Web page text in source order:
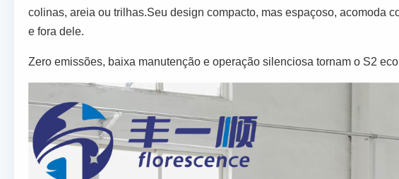
colinas, areia ou trilhas.Seu design compacto, mas espaçoso, acomoda
e fora dele.
Zero emissões, baixa manutenção e operação silenciosa tornam o S2